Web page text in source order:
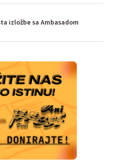
izložbe sa Ambasadom